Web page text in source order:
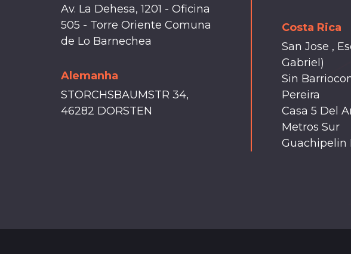
Av. La Dehesa, 1201 - Oficina
505 - Torre Oriente Comuna
de Lo Barnechea
Alemanha
STORCHSBAUMSTR 34,
46282 DORSTEN
Costa Rica
San Jose ,
Gabriel)
Sin
Pereira
Casa 5 Del
Metros Sur
Guachipelin